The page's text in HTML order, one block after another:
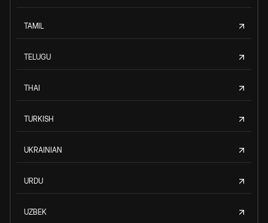
TAMIL
TELUGU
THAI
TURKISH
UKRAINIAN
URDU
UZBEK